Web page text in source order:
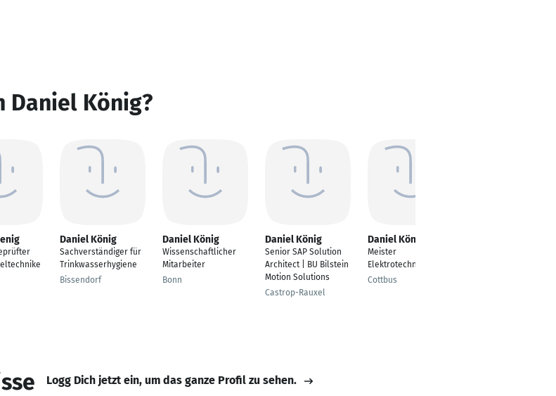
Daniel König?
Daniel König
Sachverständiger für
Trinkwasserhygiene
Bissendorf
Daniel König
Wissenschaftlicher
Mitarbeiter
Bonn
Daniel König
Senior SAP Solution
Architect | BU Bilstein
Motion Solutions
Castrop-Rauxel
Daniel König
Meister
Elektrotechnik
Cottbus
Logg Dich jetzt ein, um das ganze Profil zu sehen.